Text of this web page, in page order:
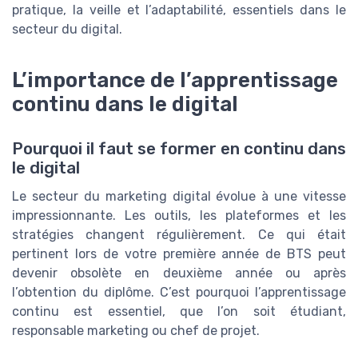
pratique, la veille et l’adaptabilité, essentiels dans le
secteur du digital.
L’importance de l’apprentissage
continu dans le digital
Pourquoi il faut se former en continu dans
le digital
Le secteur du marketing digital évolue à une vitesse
impressionnante. Les outils, les plateformes et les
stratégies changent régulièrement. Ce qui était
pertinent lors de votre première année de BTS peut
devenir obsolète en deuxième année ou après
l’obtention du diplôme. C’est pourquoi l’apprentissage
continu est essentiel, que l’on soit étudiant,
responsable marketing ou chef de projet.